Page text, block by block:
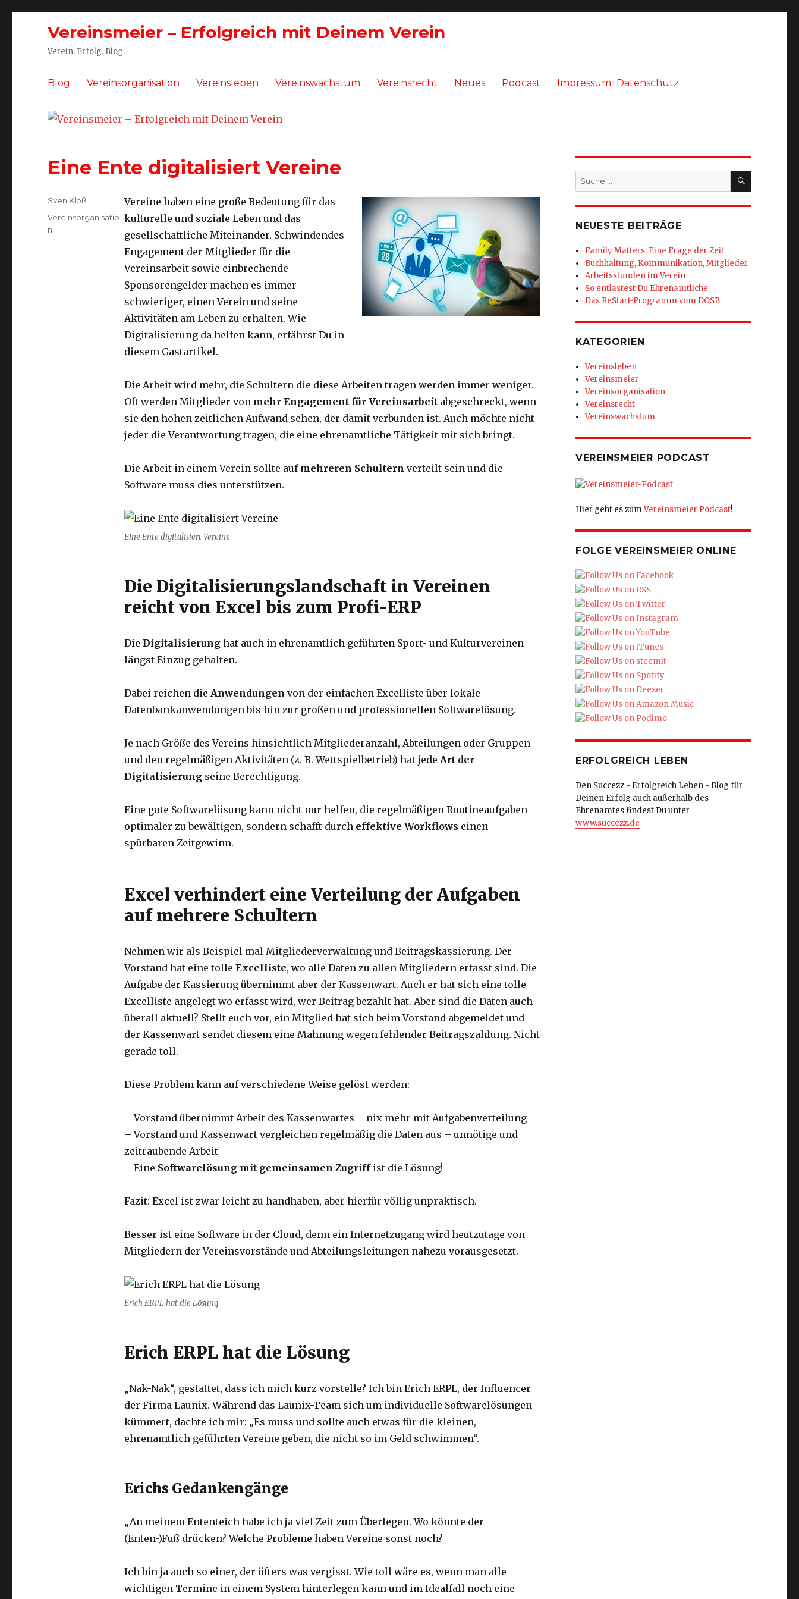
Vereinsmeier – Erfolgreich mit Deinem Verein
Verein. Erfolg. Blog.
Blog Vereinsorganisation Vereinsleben Vereinswachstum Vereinsrecht Neues Podcast Impressum+Datenschutz
Eine Ente digitalisiert Vereine
Vereine haben eine große Bedeutung für das
kulturelle und soziale Leben und das
gesellschaftliche Miteinander. Schwindendes
Engagement der Mitglieder für die
Vereinsarbeit sowie einbrechende
Sponsorengelder machen es immer
schwieriger, einen Verein und seine
Aktivitäten am Leben zu erhalten. Wie
Digitalisierung da helfen kann, erfährst Du in
diesem Gastartikel.
Die Arbeit wird mehr, die Schultern die diese Arbeiten tragen werden immer weniger.
Oft werden Mitglieder von mehr Engagement für Vereinsarbeit abgeschreckt, wenn
sie den hohen zeitlichen Aufwand sehen, der damit verbunden ist. Auch möchte nicht
jeder die Verantwortung tragen, die eine ehrenamtliche Tätigkeit mit sich bringt.
Die Arbeit in einem Verein sollte auf mehreren Schultern verteilt sein und die
Software muss dies unterstützen.
Eine Ente digitalisiert Vereine
Die Digitalisierungslandschaft in Vereinen
reicht von Excel bis zum Profi-ERP
DieDigitalisierung hat auch in ehrenamtlich geführten Sport- und Kulturvereinen
längst Einzug gehalten.
Dabei reichen die Anwendungen von der einfachen Excelliste über lokale
Datenbankanwendungen bis hin zur großen und professionellen Softwarelösung.
Je nach Größe des Vereins hinsichtlich Mitgliederanzahl, Abteilungen oder Gruppen
und den regelmäßigen Aktivitäten (z. B. Wettspielbetrieb) hat jede Art der
Digitalisierung seine Berechtigung.
Eine gute Softwarelösung kann nicht nur helfen, die regelmäßigen Routineaufgaben
optimaler zu bewältigen, sondern schafft durch effektive Workflows einen
spürbaren Zeitgewinn.
Excel verhindert eine Verteilung der Aufgaben
auf mehrere Schultern
Nehmen wir als Beispiel mal Mitgliederverwaltung und Beitragskassierung. Der
Vorstand hat eine tolleExcelliste, wo alle Daten zu allen Mitgliedern erfasst sind. Die
Aufgabe der Kassierung übernimmt aber der Kassenwart. Auch er hat sich eine tolle
Excelliste angelegt wo erfasst wird, wer Beitrag bezahlt hat. Aber sind die Daten auch
überall aktuell? Stellt euch vor, ein Mitglied hat sich beim Vorstand abgemeldet und
der Kassenwart sendet diesem eine Mahnung wegen fehlender Beitragszahlung. Nicht
gerade toll.
Diese Problem kann auf verschiedene Weise gelöst werden:
– Vorstand übernimmt Arbeit des Kassenwartes – nix mehr mit Aufgabenverteilung
– Vorstand und Kassenwart vergleichen regelmäßig die Daten aus – unnötige und
zeitraubende Arbeit
– Eine Softwarelösung mit gemeinsamen Zugriffist die Lösung!
Fazit: Excel ist zwar leicht zu handhaben, aber hierfür völlig unpraktisch.
Besser ist eine Software in der Cloud, denn ein Internetzugang wird heutzutage von
Mitgliedern der Vereinsvorstände und Abteilungsleitungen nahezu vorausgesetzt.
Erich ERPL hat die Lösung
Erich ERPL hat die Lösung
„Nak-Nak“, gestattet, dass ich mich kurz vorstelle? Ich bin Erich ERPL, der Influencer
der Firma Launix. Während das Launix-Team sich um individuelle Softwarelösungen
kümmert, dachte ich mir: „Es muss und sollte auch etwas für die kleinen,
ehrenamtlich geführten Vereine geben, die nicht so im Geld schwimmen“.
Erichs Gedankengänge
„An meinem Ententeich habe ich ja viel Zeit zum Überlegen. Wo könnte der
(Enten-)Fuß drücken? Welche Probleme haben Vereine sonst noch?
Ich bin ja auch so einer, der öfters was vergisst. Wie toll wäre es, wenn man alle
wichtigen Termine in einem System hinterlegen kann und im Idealfall noch eine
Autor
Sven Kloß
Kategorien
Vereinsorganisatio
n
Suche
nach:
SUCHEN
NEUESTE BEITRÄGE
Family Matters: Eine Frage der Zeit
Buchhaltung, Kommunikation, Mitglieder
Arbeitsstunden im Verein
So entlastest Du Ehrenamtliche
Das ReStart-Programm vom DOSB
KATEGORIEN
Vereinsleben
Vereinsmeier
Vereinsorganisation
Vereinsrecht
Vereinswachstum
VEREINSMEIER PODCAST
Hier geht es zumVereinsmeier Podcast!
FOLGE VEREINSMEIER ONLINE
ERFOLGREICH LEBEN
Den Succezz - Erfolgreich Leben - Blog für
Deinen Erfolg auch außerhalb des
Ehrenamtes findest Du unter
www.succezz.de